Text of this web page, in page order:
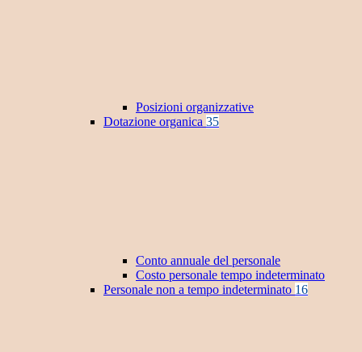
Posizioni organizzative
Dotazione organica 35
Conto annuale del personale
Costo personale tempo indeterminato
Personale non a tempo indeterminato 16